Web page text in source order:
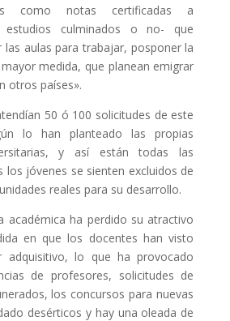
como notas certificadas a
estudios culminados o no- que
las aulas para trabajar, posponer la
medida, que planean emigrar
otros países».
50 ó 100 solicitudes de este
lo han planteado las propias
y así están todas las
los jóvenes se sienten excluidos de
reales para su desarrollo.
académica ha perdido su atractivo
en que los docentes han visto
adquisitivo, lo que ha provocado
de profesores, solicitudes de
los concursos para nuevas
desérticos y hay una oleada de